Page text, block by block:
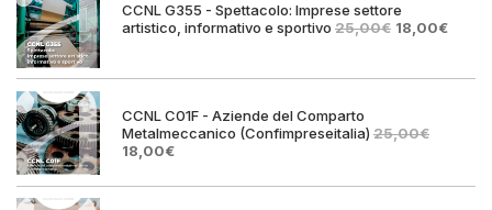
CCNL G355 - Spettacolo: Imprese settore
artistico, informativo e sportivo 25,00€ Il
era:
18,00€Il
è:
CCNL C01F - Aziende del Comparto
Metalmeccanico (Confimpreseitalia) 25,00€
Il
originale
18,00€Il
attuale